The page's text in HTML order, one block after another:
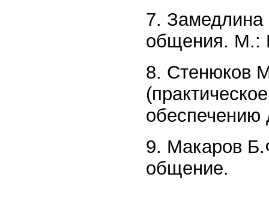
7. Замедлина
общения. М.:
8. Стенюков
обеспечению
9. Макаров
общение.